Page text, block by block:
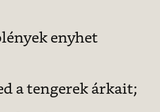
enyhet
a tengerek árkait;